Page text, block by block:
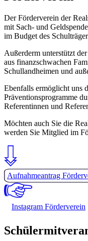
Der Förderverein der
mit Sach- und
im Budget des
Außerderm unterstützt
aus finanzschwachen
Schullandheimen und
Ebenfalls ermöglicht uns
Präventionsprogramme
Referentinnen und
Möchten auch Sie die
werden Sie Mitglied im
Aufnahmeantrag
Instagram Förderverein